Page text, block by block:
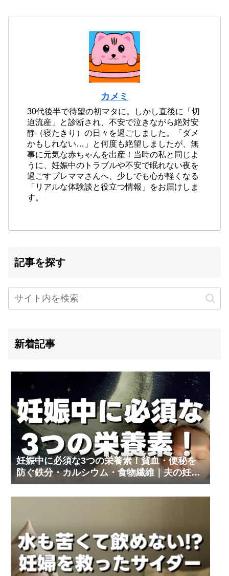
カメミ
30代後半で待望の初マタに。しかし直後に「切
迫流産」と診断され、不安で泣きながら絶対安
静（寝たきり）の日々を過ごしました。「ダメ
かもしれない…」と何度も絶望しましたが、無
事に元気な赤ちゃんを出産！当時の私と同じよ
うに、妊娠中のトラブルや不安で眠れない夜を
過ごすプレママさんへ、少しでも心が軽くなる
「リアルな体験談と役立つ情報」をお届けしま
す。
記事を探す
新着記事
妊娠中に必須な3つの栄養素！貧血・便秘を
防ぐ鉄分・カルシウム・食物繊維｜夫の妊娠
体験記③